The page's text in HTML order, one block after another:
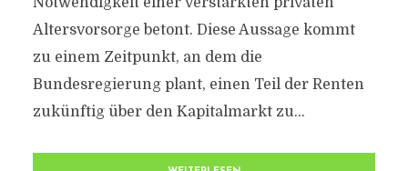
Altersvorsorge betont. Diese Aussage kommt
zu einem Zeitpunkt, an dem die
Bundesregierung plant, einen Teil der Renten
zukünftig über den Kapitalmarkt zu...